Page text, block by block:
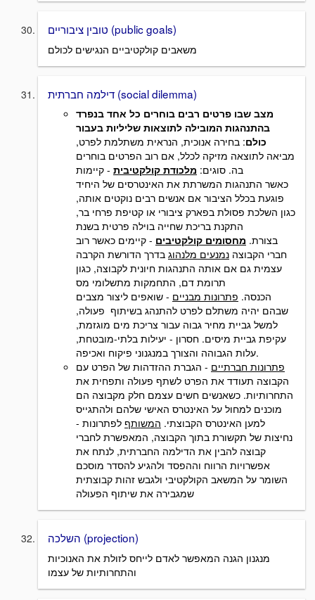
טובין ציבוריים (public goals)
משאבים קולקטיביים הנגישים לכולם
דילמה חברתית (social dilemma)
מצב שבו פרטים רבים בוחרים כל אחד בנפרד
בהתנהגות המובילה לתוצאות שליליות בעבור
כולם: בחירה אנוכית, הנראית משתלמת לפרט,
מביאה לתוצאה מזיקה לכלל, אם רוב הפרטים בוחרים
בה. סוגים: מלכודת קולקטיבית - קיימות
כאשר התנהגות המשרתת את האינטרסים של היחיד
פוגעת בכלל הציבור אם אנשים רבים נוקטים אותה,
כגון השלכת פסולת בפארק ציבורי או קטיפת פרחי בר,
התקנת בריכת שחייה בוילה פרטית בשנת
בצורת. מחסומים קולקטיבים - קיימים כאשר רוב
חברי הקבוצה נמנעים מלנהוג בדרך הדורשת הקרבה
עצמית גם אם אותה התנהגות חיונית לקבוצה, כגון
תרומת דם, התחמקות מתשלומי מס
הכנסה. פתרונות מבניים - שואפים ליצור מצבים
שבהם יהיה משתלם לפרט להתנהג בשיתוף פעולה,
למשל גביית מחיר גבוה עבור צריכת מים מוגזמת,
עקיפת גביית מיסים. חסרון - יעילות בלתי-מובטחת,
עלות הגבוהה והצורך במנגנוני פיקוח ואכיפה.
פתרונות חברתיים - הגברת ההזדהות של הפרט עם
הקבוצה תעודד את הפרט לשתף פעולה ותפחית את
התחרותיות. כשאנשים חשים עצמם חלק מקבוצה הם
מוכנים למחול על האינטרס האישי שלהם ולהתגייס
למען האינטרס הקבוצתי. המשותף לפתרונות -
נחיצות של תקשורת בתוך הקבוצה, המאפשרת לחברי
קבוצה להבין את הדילמה החברתית, לנתח את
אפשרויות הרווח וההפסד ולהגיע להסדר מוסכם
השומר על המשאב הקולקטיבי ולגבש זהות קבוצתית
שמגבירה את שיתוף הפעולה
השלכה (projection)
מנגנון הגנה המאפשר לאדם לייחס לזולת את האנוכיות
והתחרותיות של עצמו